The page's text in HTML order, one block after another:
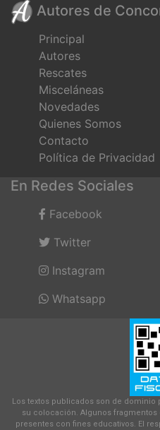
Autores de
Principal
Autores
Rescates
Misceláneas
Novedades
Quienes Somos
Contacto
Política de Privacidad
En Redes Sociales
Facebook
Twitter
Instagram
Whatsapp
Los textos publicados son de dominio
su colocación. Algunos
presentes con fines educativos. El